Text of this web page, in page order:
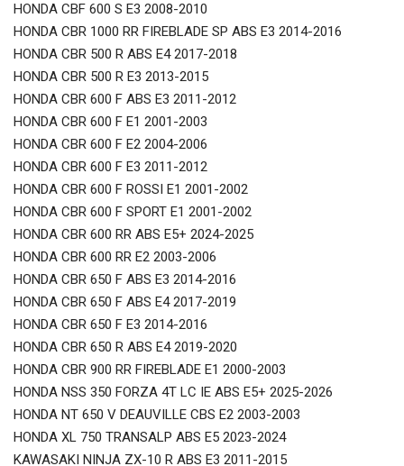
HONDA CBF 600 S E3 2008-2010
HONDA CBR 1000 RR FIREBLADE SP ABS E3 2014-2016
HONDA CBR 500 R ABS E4 2017-2018
HONDA CBR 500 R E3 2013-2015
HONDA CBR 600 F ABS E3 2011-2012
HONDA CBR 600 F E1 2001-2003
HONDA CBR 600 F E2 2004-2006
HONDA CBR 600 F E3 2011-2012
HONDA CBR 600 F ROSSI E1 2001-2002
HONDA CBR 600 F SPORT E1 2001-2002
HONDA CBR 600 RR ABS E5+ 2024-2025
HONDA CBR 600 RR E2 2003-2006
HONDA CBR 650 F ABS E3 2014-2016
HONDA CBR 650 F ABS E4 2017-2019
HONDA CBR 650 F E3 2014-2016
HONDA CBR 650 R ABS E4 2019-2020
HONDA CBR 900 RR FIREBLADE E1 2000-2003
HONDA NSS 350 FORZA 4T LC IE ABS E5+ 2025-2026
HONDA NT 650 V DEAUVILLE CBS E2 2003-2003
HONDA XL 750 TRANSALP ABS E5 2023-2024
KAWASAKI NINJA ZX-10 R ABS E3 2011-2015